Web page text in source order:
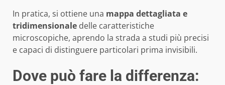
In pratica, si ottiene una mappa dettagliata e
tridimensionale delle caratteristiche
microscopiche, aprendo la strada a studi più precisi
e capaci di distinguere particolari prima invisibili.
Dove può fare la differenza: